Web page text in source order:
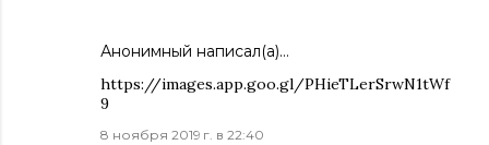
Анонимный написал(а)…
https://images.app.goo.gl/PHieTLerSrwN1tWf
9
8 ноября 2019 г. в 22:40